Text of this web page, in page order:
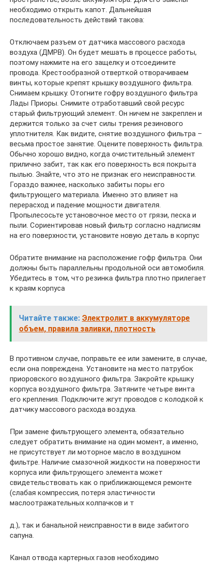
необходимо открыть капот. Дальнейшая
последовательность действий такова:
Отключаем разъем от датчика массового расхода
воздуха (ДМРВ). Он будет мешать в процессе работы,
поэтому нажмите на его защелку и отсоедините
провода. Крестообразной отверткой отворачиваем
винты, которые крепят крышку воздушного фильтра.
Снимаем крышку. Отогните гофру воздушного фильтра
Лады Приоры. Снимите отработавший свой ресурс
старый фильтрующий элемент. Он ничем не закреплен и
держится только за счет силы трения резинового
уплотнителя. Как видите, снятие воздушного фильтра –
весьма простое занятие. Оцените поверхность фильтра.
Обычно хорошо видно, когда очистительный элемент
прилично забит, так как его поверхность вся покрыта
пылью. Знайте, что это не признак его неисправности.
Гораздо важнее, насколько забиты поры его
фильтрующего материала. Именно это влияет на
перерасход и падение мощности двигателя.
Пропылесосьте установочное место от грязи, песка и
пыли. Сориентировав новый фильтр согласно надписям
на его поверхности, установите новую деталь в корпус
Обратите внимание на расположение гофр фильтра. Они
должны быть параллельны продольной оси автомобиля.
Убедитесь в том, что резинка фильтра плотно прилегает
к краям корпуса
Читайте также: Электролит в аккумуляторе
объем, правила заливки, плотность
В противном случае, поправьте ее или замените, в случае,
если она повреждена. Установите на место патрубок
приоровского воздушного фильтра. Закройте крышку
корпуса воздушного фильтра. Затяните четыре винта
его крепления. Подключите жгут проводов с колодкой к
датчику массового расхода воздуха.
При замене фильтрующего элемента, обязательно
следует обратить внимание на один момент, а именно,
не присутствует ли моторное масло в воздушном
фильтре. Наличие смазочной жидкости на поверхности
корпуса или фильтрующего элемента может
свидетельствовать как о приближающемся ремонте
(слабая компрессия, потеря эластичности
маслоотражательных колпачков и т
д.), так и банальной неисправности в виде забитого
сапуна.
Канал отвода картерных газов необходимо